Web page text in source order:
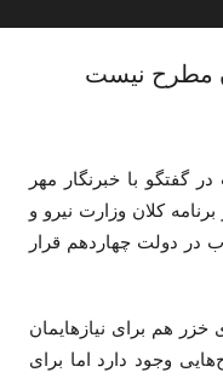
مطرح نیست
با خبرنگار مهر
کلان وزارت نیرو و
در دولت چهاردهم قرار
خزر هم برای نیازهایمان
وجود دارد اما برای